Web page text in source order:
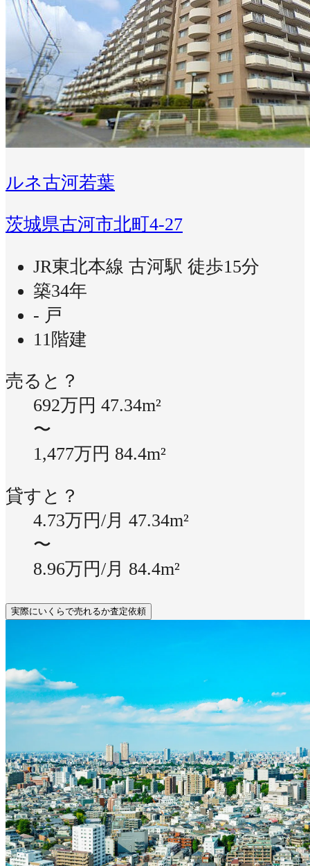
ルネ古河若葉
茨城県古河市北町4-27
JR東北本線 古河駅 徒歩15分
築34年
- 戸
11階建
売ると？
692万円 47.34m²
〜
1,477万円 84.4m²
貸すと？
4.73万円/月 47.34m²
〜
8.96万円/月 84.4m²
実際にいくらで売れるか査定依頼